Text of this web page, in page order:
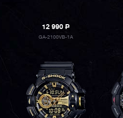
12 990P
GA-2100VB-1A